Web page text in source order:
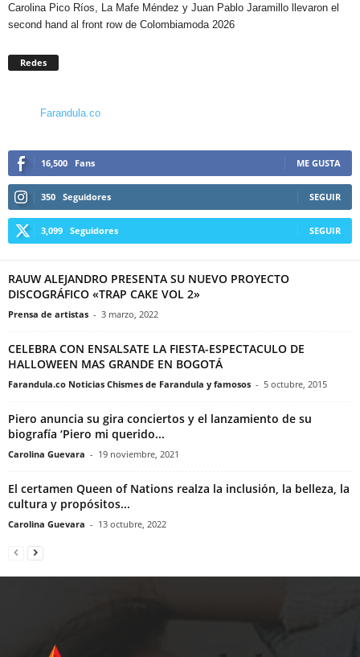
Carolina Pico Ríos, La Mafe Méndez y Juan Pablo Jaramillo llevaron el
second hand al front row de Colombiamoda 2026
Redes
Farandula.co
16,500 Fans ME GUSTA
350 Seguidores SEGUIR
3,099 Seguidores SEGUIR
RAUW ALEJANDRO PRESENTA SU NUEVO PROYECTO
DISCOGRÁFICO «TRAP CAKE VOL 2»
Prensa de artistas - 3 marzo, 2022
CELEBRA CON ENSALSATE LA FIESTA-ESPECTACULO DE
HALLOWEEN MAS GRANDE EN BOGOTÁ
Farandula.co Noticias Chismes de Farandula y famosos - 5 octubre, 2015
Piero anuncia su gira conciertos y el lanzamiento de su
biografía ‘Piero mi querido...
Carolina Guevara - 19 noviembre, 2021
El certamen Queen of Nations realza la inclusión, la belleza, la
cultura y propósitos...
Carolina Guevara - 13 octubre, 2022